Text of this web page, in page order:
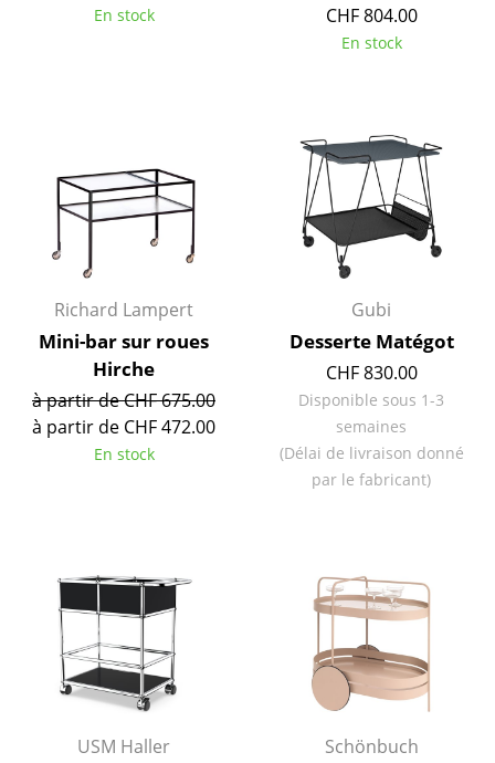
Table de jardin
Rangements
Étagères & Armoires
Bibliothèques
Étagères murales
Buffets & Commodes
Meubles TV
Caissons roulants et Meubles d’appoint
Petits rangements
Pièces détachées
... voir tous les rangements
En stock CHF 804.00
En stock
Richard Lampert
Mini-bar sur roues
Hirche
à partir de CHF 675.00
à partir de CHF 472.00
En stock
Gubi
Desserte Matégot
CHF 830.00
Disponible sous 1-3
semaines
(Délai de livraison donné
par le fabricant)
USM Haller Schönbuch